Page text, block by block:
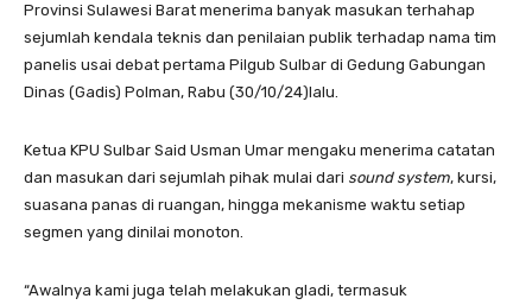
Provinsi Sulawesi Barat menerima banyak masukan terhahap
sejumlah kendala teknis dan penilaian publik terhadap nama tim
panelis usai debat pertama Pilgub Sulbar di Gedung Gabungan
Dinas (Gadis) Polman, Rabu (30/10/24)lalu.
Ketua KPU Sulbar Said Usman Umar mengaku menerima catatan
dan masukan dari sejumlah pihak mulai dari sound system, kursi,
suasana panas di ruangan, hingga mekanisme waktu setiap
segmen yang dinilai monoton.
“Awalnya kami juga telah melakukan gladi, termasuk